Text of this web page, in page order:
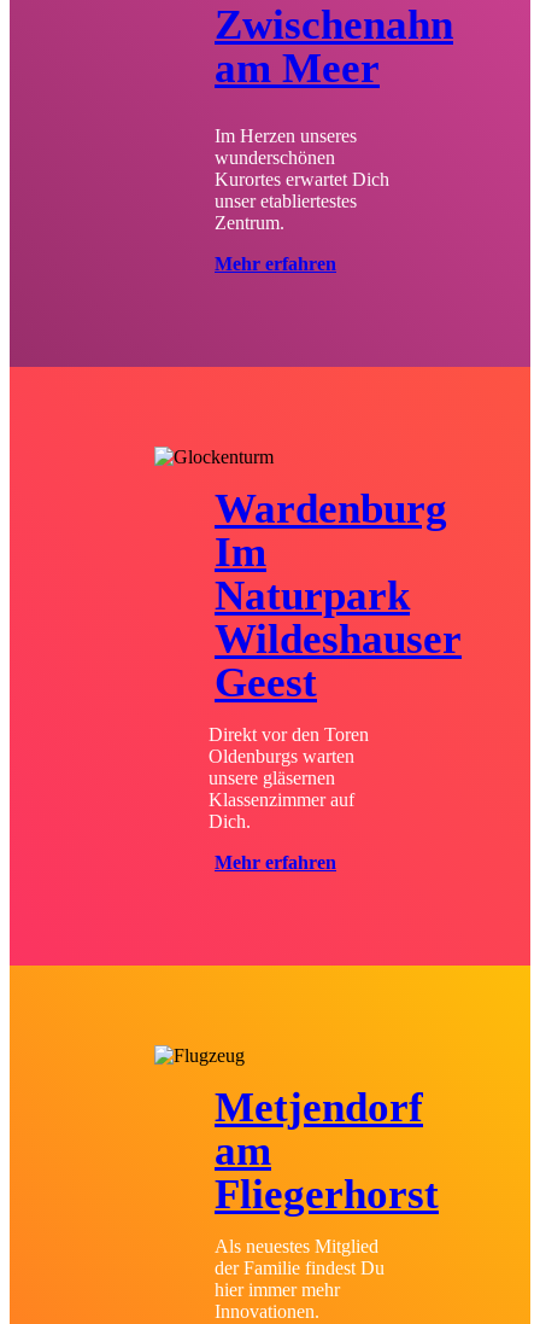
Zwischenahn
am Meer
Im Herzen unseres
wunderschönen
Kurortes erwartet Dich
unser etabliertestes
Zentrum.
Mehr erfahren
Wardenburg
Im
Naturpark
Wildeshauser
Geest
Direkt vor den Toren
Oldenburgs warten
unsere gläsernen
Klassenzimmer auf
Dich.
Mehr erfahren
Metjendorf
am
Fliegerhorst
Als neuestes Mitglied
der Familie findest Du
hier immer mehr
Innovationen.